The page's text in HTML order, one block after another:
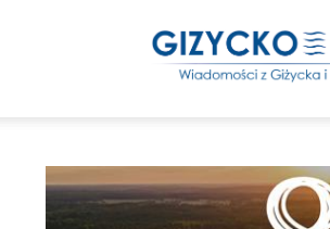
–
wiadomości